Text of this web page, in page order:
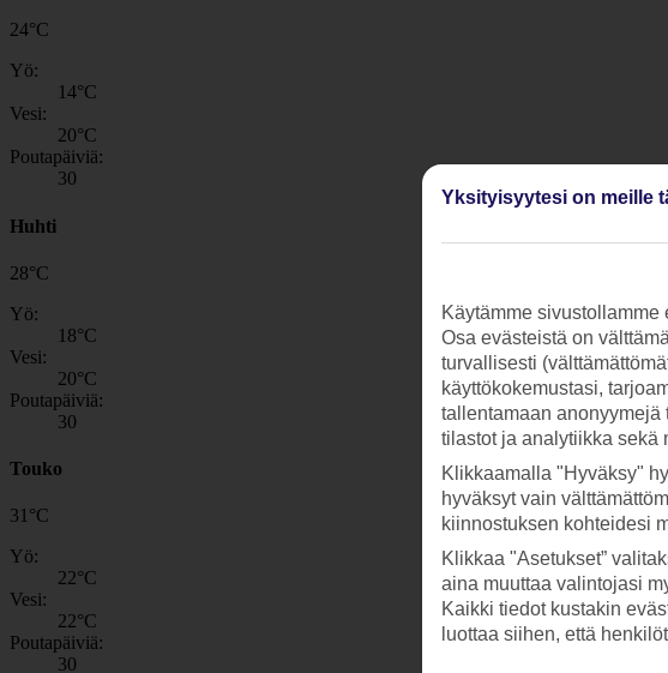
24°C
Yö:
14°C
Vesi:
20°C
Poutapäiviä:
30
Huhti
28°C
Yö:
18°C
Vesi:
20°C
Poutapäiviä:
30
Touko
31°C
Yö:
22°C
Vesi:
22°C
Poutapäiviä:
30
Yksityisyytesi on meille
Käytämme
Osa evästeistä on
turvallisesti
käyttökokemustasi,
tallentamaan
tilastot ja analytiikka sekä
Klikkaamalla "Hyväksy"
hyväksyt vain
kiinnostuksen kohteidesi
Klikkaa "Asetukset”
aina muuttaa valintojasi
Kaikki tiedot kustakin
luottaa siihen, että